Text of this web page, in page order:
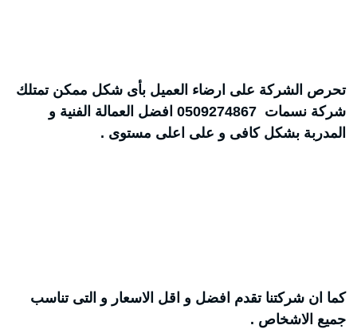
تحرص الشركة على ارضاء العميل بأى شكل ممكن تمتلك
شركة نسمات 0509274867 افضل العمالة الفنية و
المدربة بشكل كافى و على اعلى مستوى .
كما ان شركتنا تقدم افضل و اقل الاسعار و التى تناسب
جميع الاشخاص .